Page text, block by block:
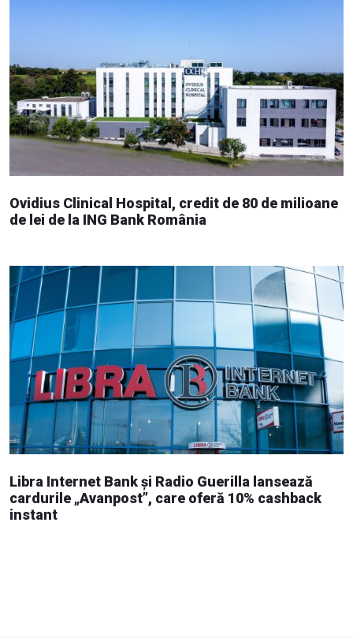
Ovidius Clinical Hospital, credit de 80 de milioane
de lei de la ING Bank România
Libra Internet Bank și Radio Guerilla lansează
cardurile „Avanpost”, care oferă 10% cashback
instant